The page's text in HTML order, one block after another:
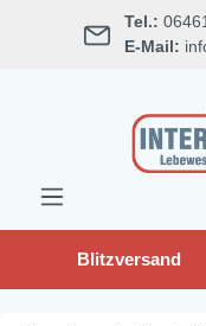
springen Tel.:
E-Mail:
Blitzversand